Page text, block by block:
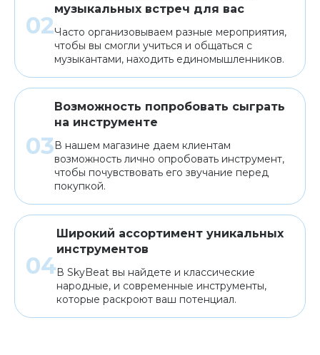
музыкальных встреч для вас
Часто организовываем разные мероприятия,
чтобы вы смогли учиться и общаться с
музыкантами, находить единомышленников.
Возможность попробовать сыграть
на инструменте
В нашем магазине даем клиентам
возможность лично опробовать инструмент,
чтобы почувствовать его звучание перед
покупкой.
Широкий ассортимент уникальных
инструментов
В SkyBeat вы найдете и классические
народные, и современные инструменты,
которые раскроют ваш потенциал.